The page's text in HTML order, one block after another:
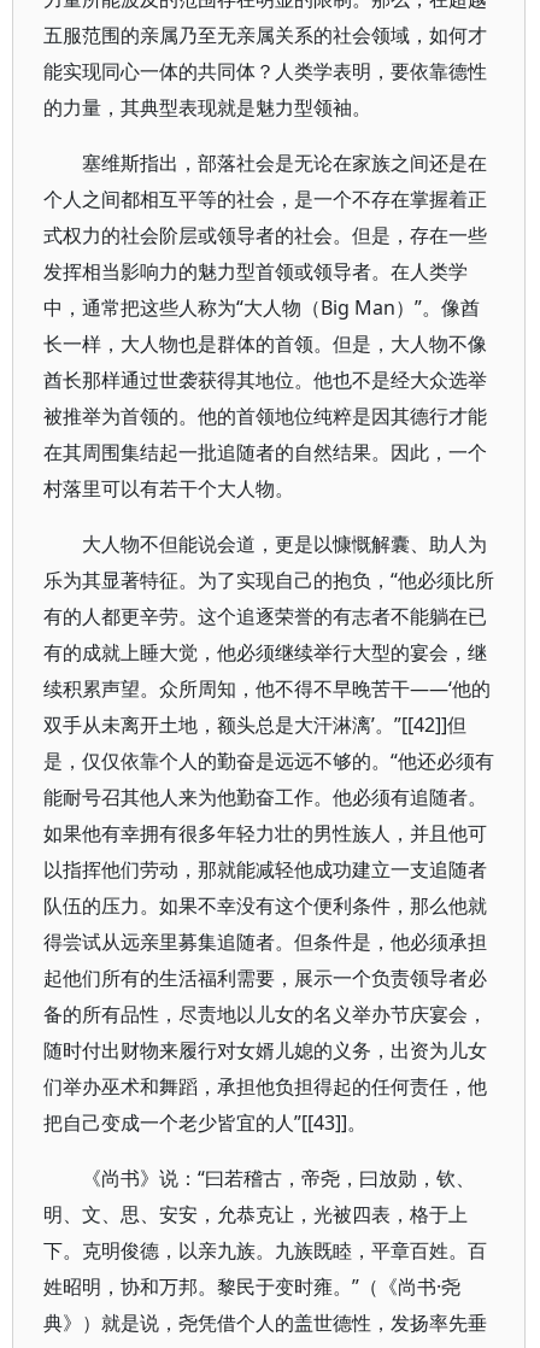
五服范围的亲属乃至无亲属关系的社会领域，如何才
能实现同心一体的共同体？人类学表明，要依靠德性
的力量，其典型表现就是魅力型领袖。
塞维斯指出，部落社会是无论在家族之间还是在
个人之间都相互平等的社会，是一个不存在掌握着正
式权力的社会阶层或领导者的社会。但是，存在一些
发挥相当影响力的魅力型首领或领导者。在人类学
中，通常把这些人称为“大人物（Big Man）”。像酋
长一样，大人物也是群体的首领。但是，大人物不像
酋长那样通过世袭获得其地位。他也不是经大众选举
被推举为首领的。他的首领地位纯粹是因其德行才能
在其周围集结起一批追随者的自然结果。因此，一个
村落里可以有若干个大人物。
大人物不但能说会道，更是以慷慨解囊、助人为
乐为其显著特征。为了实现自己的抱负，“他必须比所
有的人都更辛劳。这个追逐荣誉的有志者不能躺在已
有的成就上睡大觉，他必须继续举行大型的宴会，继
续积累声望。众所周知，他不得不早晚苦干——‘他的
双手从未离开土地，额头总是大汗淋漓’。”[[42]]但
是，仅仅依靠个人的勤奋是远远不够的。“他还必须有
能耐号召其他人来为他勤奋工作。他必须有追随者。
如果他有幸拥有很多年轻力壮的男性族人，并且他可
以指挥他们劳动，那就能减轻他成功建立一支追随者
队伍的压力。如果不幸没有这个便利条件，那么他就
得尝试从远亲里募集追随者。但条件是，他必须承担
起他们所有的生活福利需要，展示一个负责领导者必
备的所有品性，尽责地以儿女的名义举办节庆宴会，
随时付出财物来履行对女婿儿媳的义务，出资为儿女
们举办巫术和舞蹈，承担他负担得起的任何责任，他
把自己变成一个老少皆宜的人”[[43]]。
《尚书》说：“曰若稽古，帝尧，曰放勋，钦、
明、文、思、安安，允恭克让，光被四表，格于上
下。克明俊德，以亲九族。九族既睦，平章百姓。百
姓昭明，协和万邦。黎民于变时雍。”（《尚书·尧
典》）就是说，尧凭借个人的盖世德性，发扬率先垂